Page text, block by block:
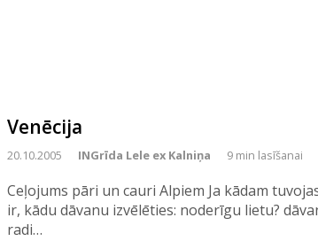
Venēcija
20.10.2005 INGrīda Lele ex Kalniņa 9 min lasīšanai
Ceļojums pāri un cauri Alpiem Ja kādam
ir, kādu dāvanu izvēlēties: noderīgu lietu?
radi…